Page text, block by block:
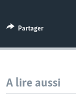
Partager
A lire aussi